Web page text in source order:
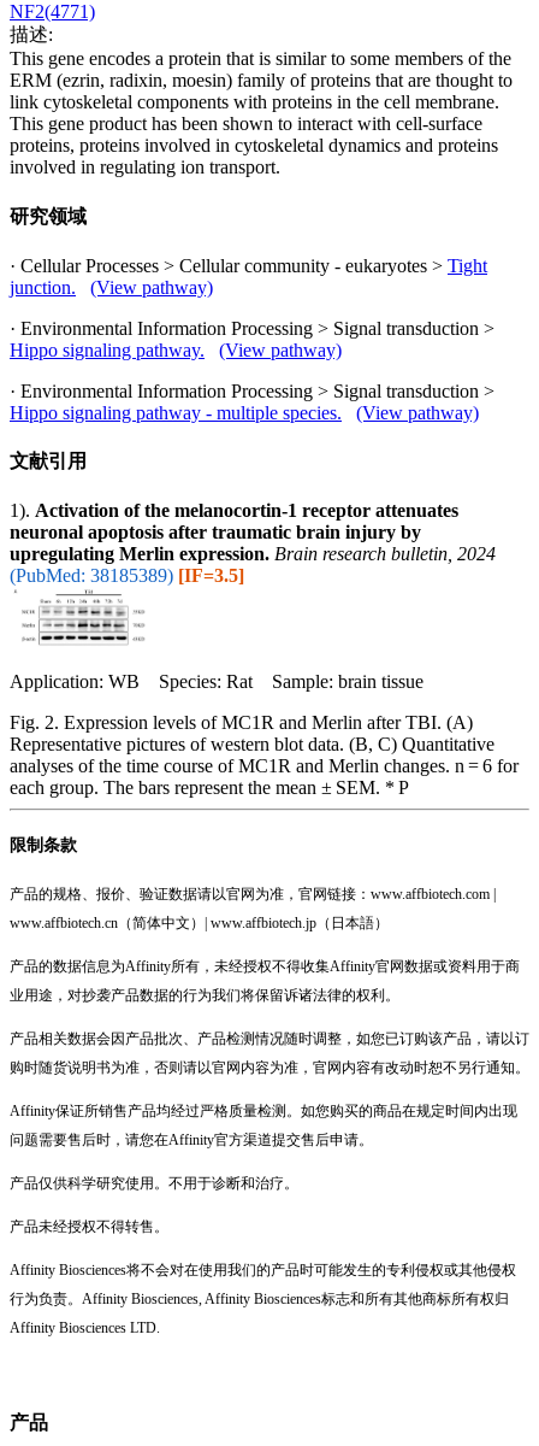
NF2(4771)
描述:
This gene encodes a protein that is similar to some members of the
ERM (ezrin, radixin, moesin) family of proteins that are thought to
link cytoskeletal components with proteins in the cell membrane.
This gene product has been shown to interact with cell-surface
proteins, proteins involved in cytoskeletal dynamics and proteins
involved in regulating ion transport.
研究领域
· Cellular Processes > Cellular community - eukaryotes > Tight
junction.
(View pathway)
· Environmental Information Processing > Signal transduction >
Hippo signaling pathway.
(View pathway)
· Environmental Information Processing > Signal transduction >
Hippo signaling pathway - multiple species.
(View pathway)
文献引用
1). Activation of the melanocortin-1 receptor attenuates
neuronal apoptosis after traumatic brain injury by
upregulating Merlin expression. Brain research bulletin, 2024
(PubMed: 38185389) [IF=3.5]
Application: WB Species: Rat Sample: brain tissue
Fig. 2. Expression levels of MC1R and Merlin after TBI. (A)
Representative pictures of western blot data. (B, C) Quantitative
analyses of the time course of MC1R and Merlin changes. n = 6 for
each group. The bars represent the mean ± SEM. * P
限制条款
产品的规格、报价、验证数据请以官网为准，官网链接：www.affbiotech.com |
www.affbiotech.cn（简体中文）| www.affbiotech.jp（日本語）
产品的数据信息为Affinity所有，未经授权不得收集Affinity官网数据或资料用于商
业用途，对抄袭产品数据的行为我们将保留诉诸法律的权利。
产品相关数据会因产品批次、产品检测情况随时调整，如您已订购该产品，请以订
购时随货说明书为准，否则请以官网内容为准，官网内容有改动时恕不另行通知。
Affinity保证所销售产品均经过严格质量检测。如您购买的商品在规定时间内出现
问题需要售后时，请您在Affinity官方渠道提交售后申请。
产品仅供科学研究使用。不用于诊断和治疗。
产品未经授权不得转售。
Affinity Biosciences将不会对在使用我们的产品时可能发生的专利侵权或其他侵权
行为负责。Affinity Biosciences, Affinity Biosciences标志和所有其他商标所有权归
Affinity Biosciences LTD.
产品